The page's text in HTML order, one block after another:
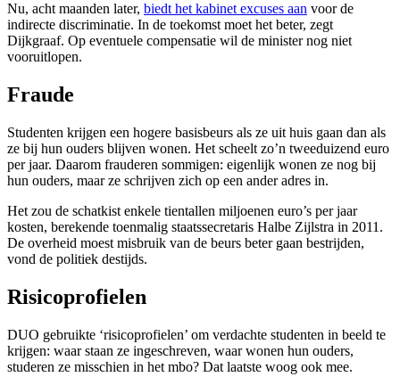
Nu, acht maanden later, biedt het kabinet excuses aan voor de
indirecte discriminatie. In de toekomst moet het beter, zegt
Dijkgraaf. Op eventuele compensatie wil de minister nog niet
vooruitlopen.
Fraude
Studenten krijgen een hogere basisbeurs als ze uit huis gaan dan als
ze bij hun ouders blijven wonen. Het scheelt zo’n tweeduizend euro
per jaar. Daarom frauderen sommigen: eigenlijk wonen ze nog bij
hun ouders, maar ze schrijven zich op een ander adres in.
Het zou de schatkist enkele tientallen miljoenen euro’s per jaar
kosten, berekende toenmalig staatssecretaris Halbe Zijlstra in 2011.
De overheid moest misbruik van de beurs beter gaan bestrijden,
vond de politiek destijds.
Risicoprofielen
DUO gebruikte ‘risicoprofielen’ om verdachte studenten in beeld te
krijgen: waar staan ze ingeschreven, waar wonen hun ouders,
studeren ze misschien in het mbo? Dat laatste woog ook mee.